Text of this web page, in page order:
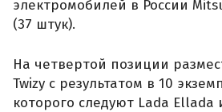
электромобилей в России
(37 штук).
На четвертой позиции
Twizy с результатом в 10
которого следуют Lada Ellada